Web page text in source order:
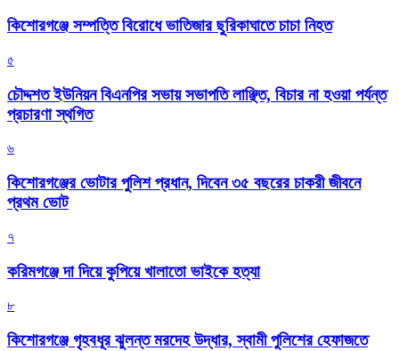
কিশোরগঞ্জে সম্পত্তি বিরোধে ভাতিজার ছুরিকাঘাতে চাচা নিহত
৫
চৌদ্দশত ইউনিয়ন বিএনপির সভায় সভাপতি লাঞ্ছিত, বিচার না হওয়া পর্যন্ত
প্রচারণা স্থগিত
৬
কিশোরগঞ্জের ভোটার পুলিশ প্রধান, দিবেন ৩৫ বছরের চাকরী জীবনে
প্রথম ভোট
৭
করিমগঞ্জে দা দিয়ে কুপিয়ে খালাতো ভাইকে হত্যা
৮
কিশোরগঞ্জে গৃহবধূর ঝুলন্ত মরদেহ উদ্ধার, স্বামী পুলিশের হেফাজতে